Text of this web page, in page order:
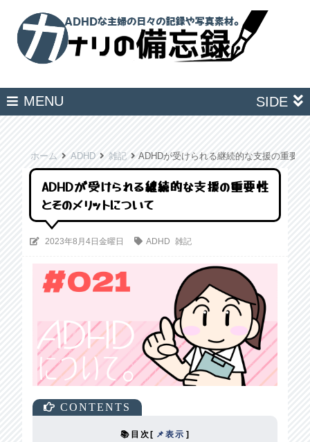
MENU SIDE
ホーム ADHD 雑記 ADHDが受けられる継続的な支援の重要
ADHDが受けられる継続的な支援の重要性
とそのメリットについて
2023年8月4日金曜日 ADHD 雑記
📚目次[ 📌表示 ]